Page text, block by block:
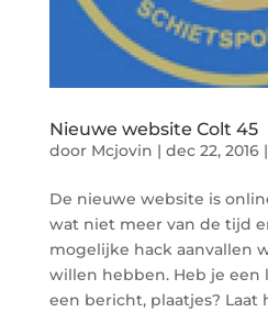
Nieuwe website Colt 45
door Mcjovin | dec 22, 2016|
De nieuwe website is
wat niet meer van de tijd
mogelijke hack aanvallen
willen hebben. Heb je een
een bericht, plaatjes? Laat